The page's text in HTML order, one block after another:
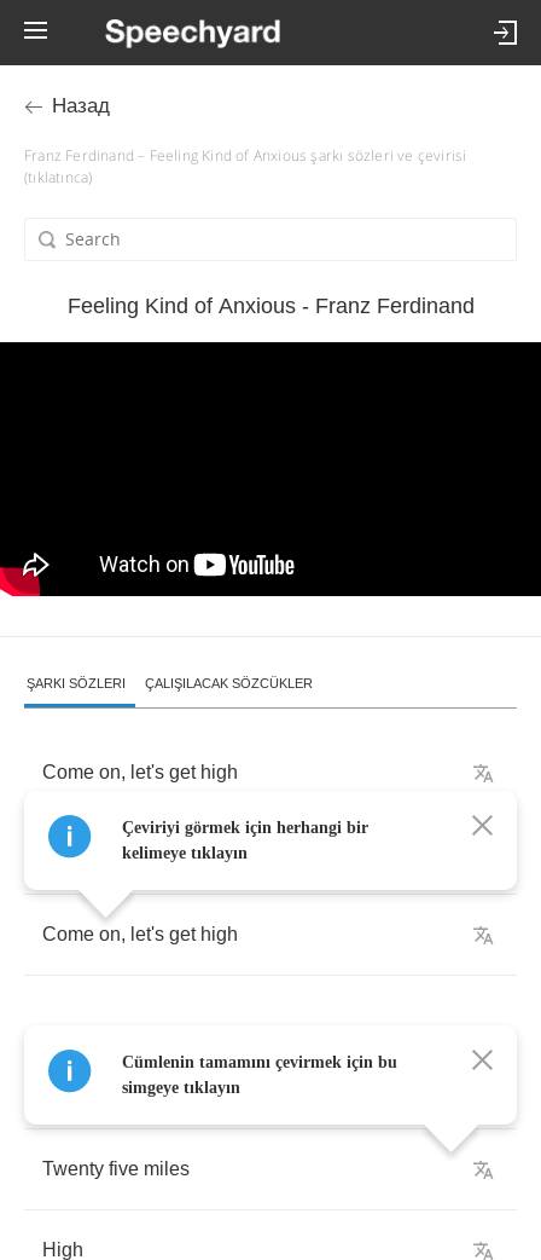
Назад
Franz Ferdinand – Feeling Kind of Anxious şarkı sözleri ve çevirisi
(tıklatınca)
Feeling Kind of Anxious - Franz Ferdinand
ŞARKI SÖZLERI ÇALIŞILACAK SÖZCÜKLER
Come on, let's get high
Come
Come on, let's get high
But you got to stop
Twenty five miles
High
Çeviriyi görmek için herhangi bir
kelimeye tıklayın
Cümlenin tamamını çevirmek için bu
simgeye tıklayın